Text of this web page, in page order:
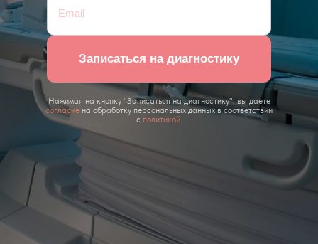
Нажимая на кнопку "Записаться на диагностику", вы даете
согласие на обработку персональных данных в соответствии
с политикой.
Записаться на диагностику